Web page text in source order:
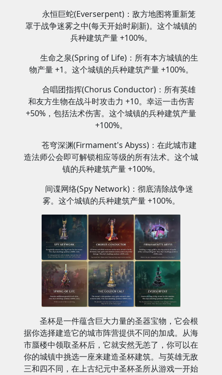
永恒巨蛇(Everserpent)：敌方地图将重新笼
罩于战争迷雾之中(每天开始时刷新)。这个城镇的
兵种建筑产量 +100%。
生命之泉(Spring of Life)：所有本方城镇的生
物产量 +1。这个城镇的兵种建筑产量 +100%。
合唱团指挥(Chorus Conductor)：所有英雄
和友方生物在战斗时攻击力 +10。幸运一击伤害
+50%，包括法术伤害。这个城镇的兵种建筑产量
+100%。
苍穹深渊(Firmament's Abyss)：在此城市建
造法师公会即可解锁相应等级的所有法术。这个城
镇的兵种建筑产量 +100%。
间谍网络(Spy Network)：彻底清除战争迷
雾。这个城镇的兵种建筑产量 +100%。
圣杯是一件蕴含巨大力量的圣器宝物，它会根
据你选择建造它的城市阵营提供不同的加成。从海
市蜃楼中领取圣杯后，它就安然无恙了，你可以在
你的城镇中挑选一座来建造圣杯建筑。与英雄无敌
三和四不同，在上古纪元中圣杯圣所从游戏一开始